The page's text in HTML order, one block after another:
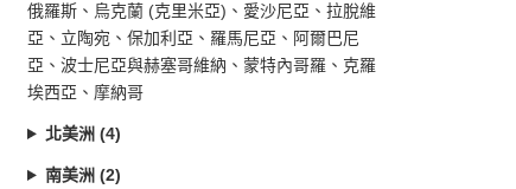
俄羅斯、烏克蘭 (克里米亞)、愛沙尼亞、拉脫維
亞、立陶宛、保加利亞、羅馬尼亞、阿爾巴尼
亞、波士尼亞與赫塞哥維納、蒙特內哥羅、克羅
埃西亞、摩納哥
北美洲 (4)
南美洲 (2)